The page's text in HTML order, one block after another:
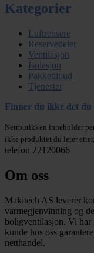
Kategorier
Luftrensere
Reservedeler
Ventilasjon
Isolasjon
Pakketilbud
Tjenester
Finner du ikke det du
Nettbutikken inneholder
ikke produktet du leter etter,
telefon 22120066
Om oss
Makitech AS leverer
varmegjenvinning og
boligventilasjon. Vi har
kunde hos oss
netthandel.